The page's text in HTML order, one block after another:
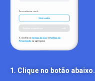
1. Clique no botão abaixo.